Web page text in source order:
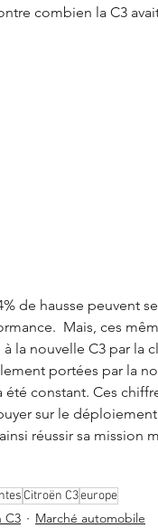
combien la C3
de hausse peuvent
Mais, ces
à la nouvelle C3 par
portées par la
été constant. Ces
sur le
réussir sa mission
Citroën C3europe
C3 Marché automobile